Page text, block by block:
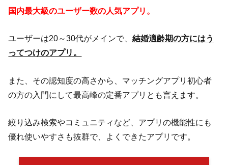
国内最大級のユーザー数の人気アプリ。
ユーザーは20～30代がメインで、結婚適齢期の方にはう
ってつけのアプリ。
また、その認知度の高さから、マッチングアプリ初心者
の方の入門にして最高峰の定番アプリとも言えます。
絞り込み検索やコミュニティなど、アプリの機能性にも
優れ使いやすさも抜群で、よくできたアプリです。